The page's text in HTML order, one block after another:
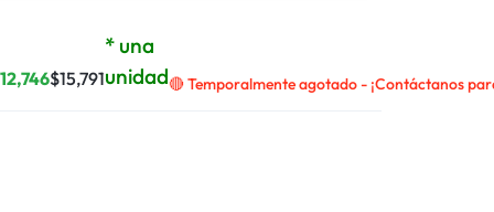
12,746$15,791
* una
unidad🔴 Temporalmente agotado - ¡Contáctanos